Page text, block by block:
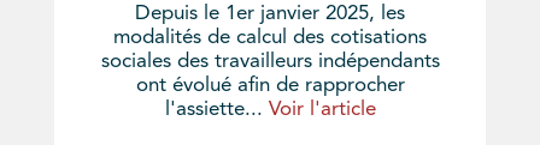
Depuis le 1er janvier 2025, les
modalités de calcul des cotisations
sociales des travailleurs indépendants
ont évolué afin de rapprocher
l'assiette... Voir l'article